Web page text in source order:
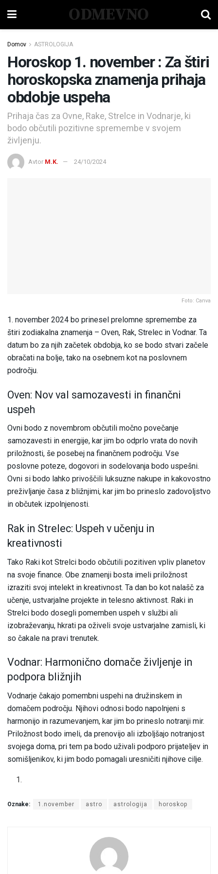
ODMEVNO
Domov ASTROLOGIJA
Horoskop 1. november : Za štiri
horoskopska znamenja prihaja
obdobje uspeha
Prihaja čas za Ovne, Rake, Strelce in Vodnarje, ki
bodo občutili pozitivne spremembe v svojem
življenju.
Avtor M.K. 24/10/2024
Foto: Canva
1. november 2024 bo prinesel prelomne spremembe za
štiri zodiakalna znamenja – Oven, Rak, Strelec in Vodnar. Ta
datum bo za njih začetek obdobja, ko se bodo stvari začele
obračati na bolje, tako na osebnem kot na poslovnem
področju.
Oven: Nov val samozavesti in finančni
uspeh
Ovni bodo z novembrom občutili močno povečanje
samozavesti in energije, kar jim bo odprlo vrata do novih
priložnosti, še posebej na finančnem področju. Vse
poslovne poteze, dogovori in sodelovanja bodo uspešni.
Ovni si bodo lahko privoščili luksuzne nakupe in kakovostno
preživljanje časa z bližnjimi, kar jim bo prineslo zadovoljstvo
in občutek izpolnjenosti.
Rak in Strelec: Uspeh v učenju in
kreativnosti
Tako Raki kot Strelci bodo občutili pozitiven vpliv planetov
na svoje finance. Obe znamenji bosta imeli priložnost
izraziti svoj intelekt in kreativnost. Ta dan bo kot nalašč za
učenje, ustvarjalne projekte in telesno aktivnost. Raki in
Strelci bodo dosegli pomemben uspeh v službi ali
izobraževanju, hkrati pa oživeli svoje ustvarjalne zamisli, ki
so čakale na pravi trenutek.
Vodnar: Harmonično domače življenje in
podpora bližnjih
Vodnarje čakajo pomembni uspehi na družinskem in
domačem področju. Njihovi odnosi bodo napolnjeni s
harmonijo in razumevanjem, kar jim bo prineslo notranji mir.
Priložnost bodo imeli, da prenovijo ali izboljšajo notranjost
svojega doma, pri tem pa bodo uživali podporo prijateljev in
somišljenikov, ki jim bodo pomagali uresničiti njihove cilje.
Oznake: 1.november astro astrologija horoskop